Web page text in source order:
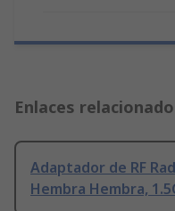
Enlaces
Adaptador de RF
Hembra Hembra,